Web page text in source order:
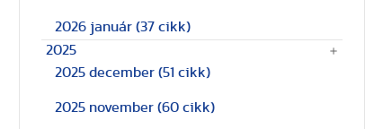
2026 január (37 cikk)
2025
2025 december (51 cikk)
2025 november (60 cikk)